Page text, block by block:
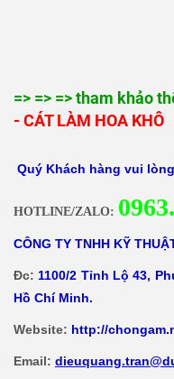
=> => => tham khảo
- CÁT LÀM HOA KHÔ
Quý Khách hàng vui
HOTLINE/ZALO: 0
CÔNG TY TNHH KỸ
Đc: 1100/2 Tỉnh Lộ 43,
Hồ Chí Minh.
Website: http://
Email: